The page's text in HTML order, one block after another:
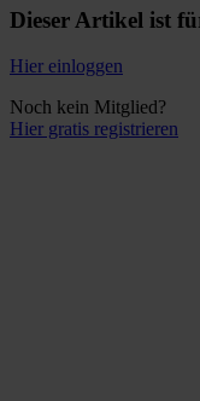
Dieser Artikel ist
Hier einloggen
Noch kein Mitglied?
Hier gratis registrieren